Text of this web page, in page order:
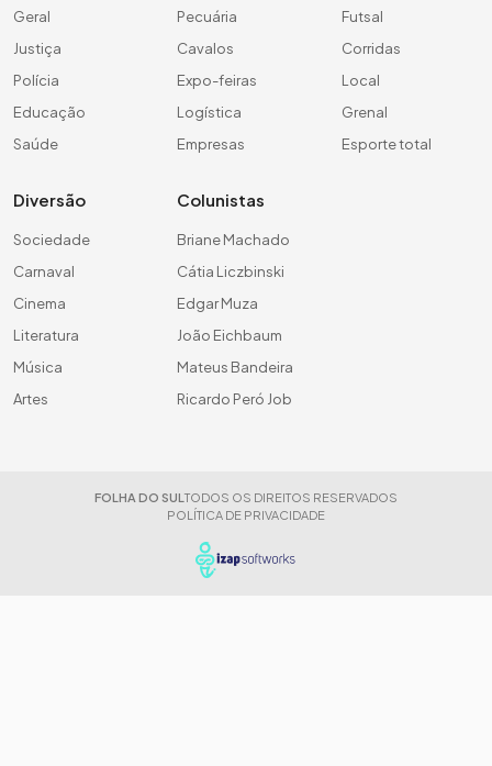
Geral
Justiça
Polícia
Educação
Saúde
Pecuária
Cavalos
Expo-feiras
Logística
Empresas
Futsal
Corridas
Local
Grenal
Esporte total
Diversão
Sociedade
Carnaval
Cinema
Literatura
Música
Artes
Colunistas
Briane Machado
Cátia Liczbinski
Edgar Muza
João Eichbaum
Mateus Bandeira
Ricardo Peró Job
FOLHA DO SUL TODOS OS DIREITOS RESERVADOS
POLÍTICA DE PRIVACIDADE